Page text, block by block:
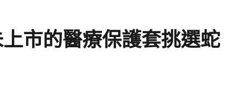
市的醫療保護套挑選蛇